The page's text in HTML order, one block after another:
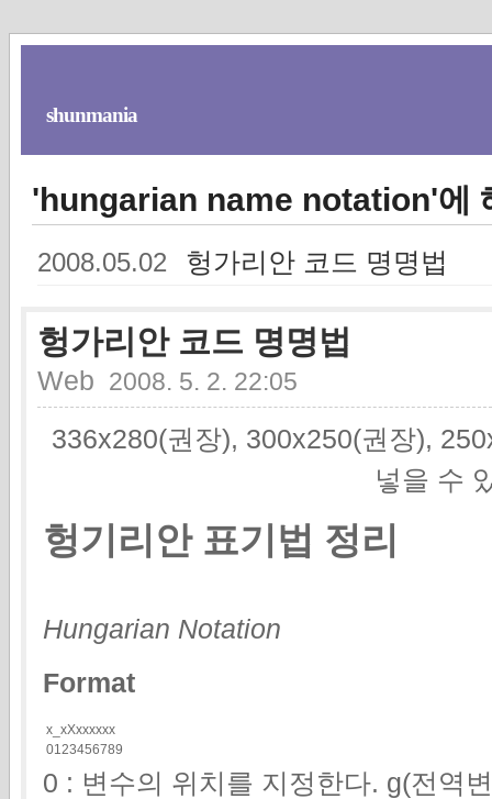
shunmania
'hungarian name notation'에
2008.05.02 헝가리안 코드 명명법
헝가리안 코드 명명법
Web 2008. 5. 2. 22:05
336x280(권장), 300x250(권장),
넣을 수
헝기리안 표기법 정리
Hungarian Notation
Format
x_xXxxxxxx
0123456789
0 : 변수의 위치를 지정한다. g(전역